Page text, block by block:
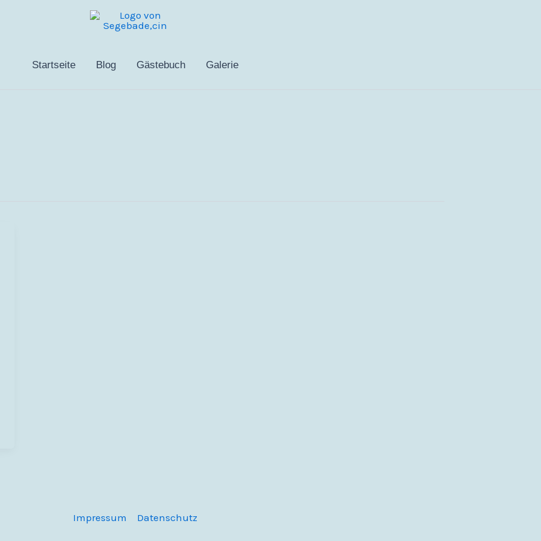
Startseite Blog Gästebuch Galerie
Impressum Datenschutz